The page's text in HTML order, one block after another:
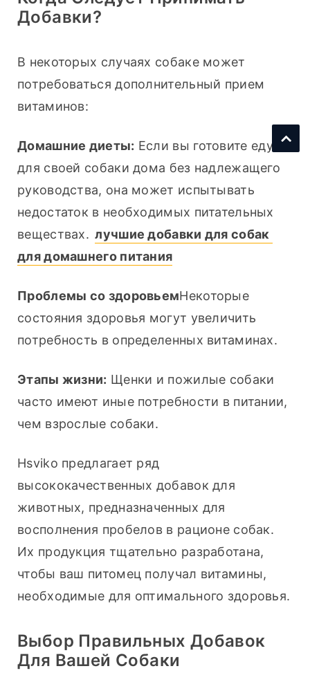
Добавки?
В некоторых случаях собаке может
потребоваться дополнительный прием
витаминов:
Домашние диеты: Если вы готовите еду
для своей собаки дома без надлежащего
руководства, она может испытывать
недостаток в необходимых питательных
веществах. лучшие добавки для собак
для домашнего питания
Проблемы со здоровьемНекоторые
состояния здоровья могут увеличить
потребность в определенных витаминах.
Этапы жизни: Щенки и пожилые собаки
часто имеют иные потребности в питании,
чем взрослые собаки.
Hsviko предлагает ряд
высококачественных добавок для
животных, предназначенных для
восполнения пробелов в рационе собак.
Их продукция тщательно разработана,
чтобы ваш питомец получал витамины,
необходимые для оптимального здоровья.
Выбор Правильных Добавок
Для Вашей Собаки